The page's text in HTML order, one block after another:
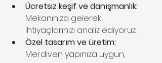
Ücretsiz keşif ve danışmanlık:
Mekanınıza gelerek
ihtiyaçlarınızı analiz ediyoruz.
Özel tasarım ve üretim:
Merdiven yapınıza uygun,